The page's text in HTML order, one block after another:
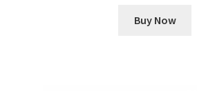
Buy Now